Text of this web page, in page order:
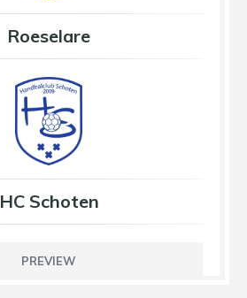
Roeselare
HC Schoten
PREVIEW